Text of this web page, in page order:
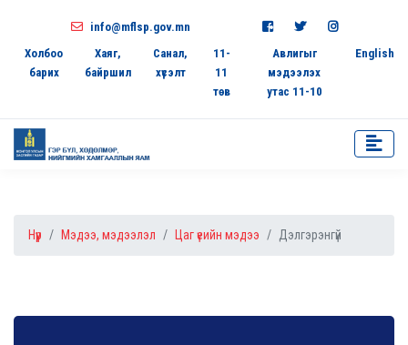
info@mflsp.gov.mn
Холбоо
барих
Хаяг,
байршил
Санал,
хүсэлт
11-
11
төв
Авлигыг
мэдээлэх
утас 11-10
English
Нүүр Мэдээ, мэдээлэл Цаг үеийн мэдээ Дэлгэрэнгүй